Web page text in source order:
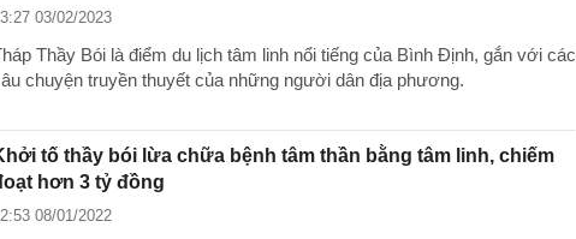
03/02/2023
Thầy Bói là điểm du lịch tâm linh nổi tiếng của Bình Định, gắn với các
chuyện truyền thuyết của những người dân địa phương.
tố thầy bói lừa chữa bệnh tâm thần bằng tâm linh, chiếm
hơn 3 tỷ đồng
08/01/2022